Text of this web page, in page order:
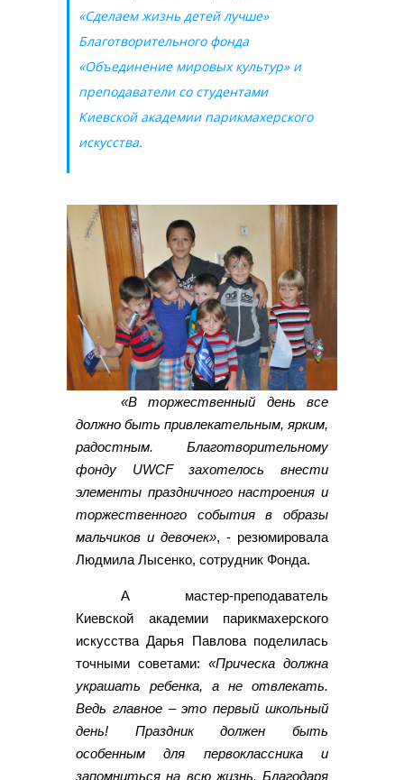
«Сделаем жизнь детей лучше»
Благотворительного фонда
«Объединение мировых культур» и
преподаватели со студентами
Киевской академии парикмахерского
искусства.
«В торжественный день все
должно быть привлекательным, ярким,
радостным. Благотворительному
фонду UWCF захотелось внести
элементы праздничного настроения и
торжественного события в образы
мальчиков и девочек», - резюмировала
Людмила Лысенко, сотрудник Фонда.
А мастер-преподаватель
Киевской академии парикмахерского
искусства Дарья Павлова поделилась
точными советами: «Прическа должна
украшать ребенка, а не отвлекать.
Ведь главное – это первый школьный
день! Праздник должен быть
особенным для первоклассника и
запомниться на всю жизнь. Благодаря